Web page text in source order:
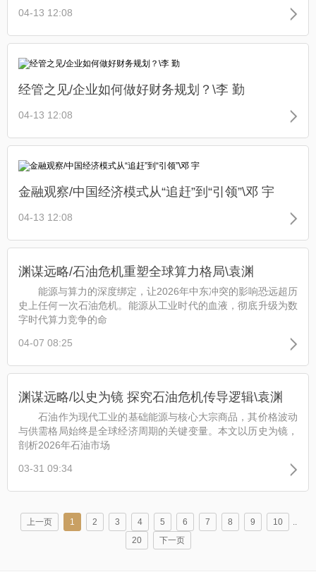
04-13 12:08
经管之见/企业如何做好财务规划？\李 勤
04-13 12:08
金融观察/中国经济模式从“追赶”到“引领”\邓 宇
04-13 12:08
渊谋远略/石油危机重塑全球算力格局\袁渊
能源与算力的深度绑定，让2026年中东冲突的影响恐远超历
史上任何一次石油危机。能源从工业时代的血液，彻底升级为数
字时代算力竞争的命
04-07 08:25
渊谋远略/以史为镜 探究石油危机传导逻辑\袁渊
石油作为现代工业的基础能源与核心大宗商品，其价格波动
与供需格局始终是全球经济周期的关键变量。本文以历史为镜，
剖析2026年石油市场
03-31 09:34
上一页 1 2 3 4 5 6 7 8 9 10
..
20
下一页